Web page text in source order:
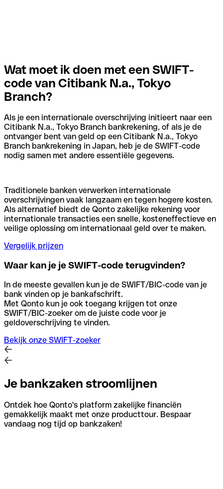
Wat moet ik doen met een SWIFT-
code van Citibank N.a., Tokyo
Branch?
Als je een internationale overschrijving initieert naar een
Citibank N.a., Tokyo Branch bankrekening, of als je de
ontvanger bent van geld op een Citibank N.a., Tokyo
Branch bankrekening in Japan, heb je de SWIFT-code
nodig samen met andere essentiële gegevens.
Traditionele banken verwerken internationale
overschrijvingen vaak langzaam en tegen hogere kosten.
Als alternatief biedt de Qonto zakelijke rekening voor
internationale transacties een snelle, kosteneffectieve en
veilige oplossing om internationaal geld over te maken.
Vergelijk prijzen
Waar kan je je SWIFT-code terugvinden?
In de meeste gevallen kun je de SWIFT/BIC-code van je
bank vinden op je bankafschrift.
Met Qonto kun je ook toegang krijgen tot onze
SWIFT/BIC-zoeker om de juiste code voor je
geldoverschrijving te vinden.
Bekijk onze SWIFT-zoeker
Je bankzaken stroomlijnen
Ontdek hoe Qonto's platform zakelijke financiën
gemakkelijk maakt met onze producttour. Bespaar
vandaag nog tijd op bankzaken!